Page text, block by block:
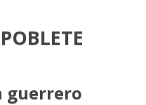
guerrero